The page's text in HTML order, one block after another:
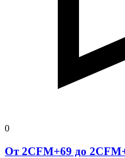
0
От 2CFM+69 до